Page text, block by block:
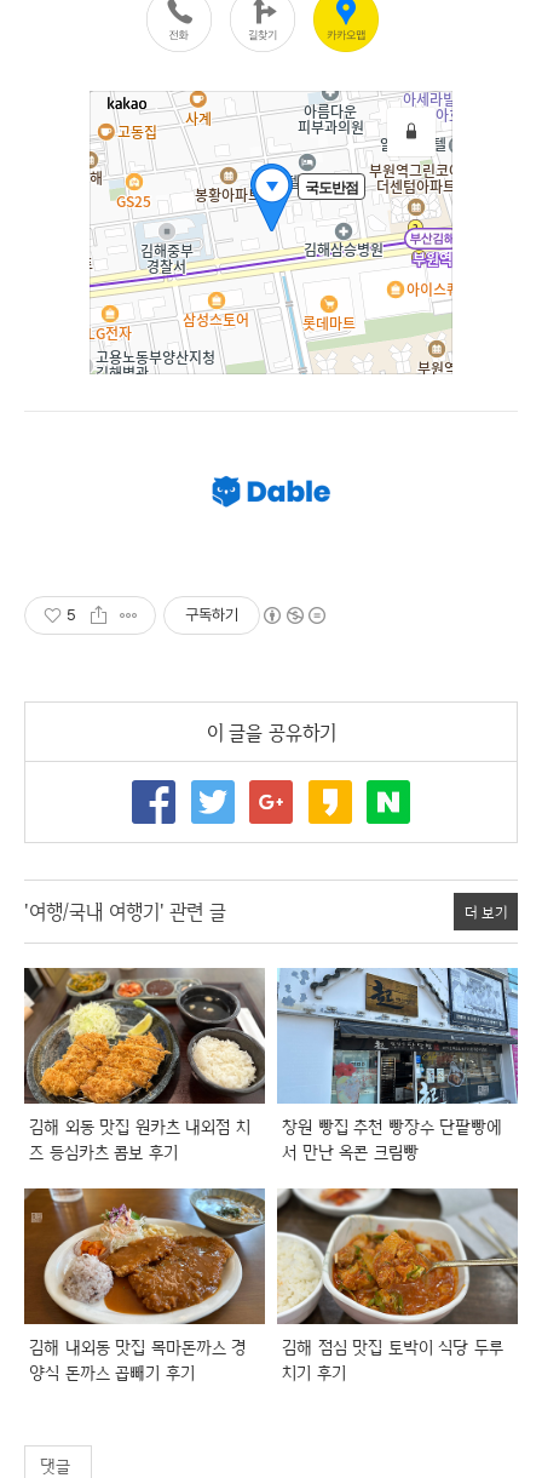
5 구독하기
이 글을 공유하기
'여행/국내 여행기' 관련 글 더 보기
김해 외동 맛집 원카츠 내외점 치
즈 등심카츠 콤보 후기
창원 빵집 추천 빵장수 단팥빵에
서 만난 옥콘 크림빵
김해 내외동 맛집 목마돈까스 경
양식 돈까스 곱빼기 후기
김해 점심 맛집 토박이 식당 두루
치기 후기
댓글